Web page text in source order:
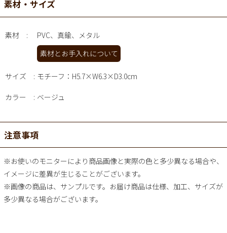
素材・サイズ
素材
PVC、真鍮、メタル
素材とお手入れについて
サイズ モチーフ：H5.7×W6.3×D3.0cm
カラー ベージュ
注意事項
※お使いのモニターにより商品画像と実際の色と多少異なる場合や、
イメージに差異が生じることがございます。
※画像の商品は、サンプルです。お届け商品は仕様、加工、サイズが
多少異なる場合がございます。